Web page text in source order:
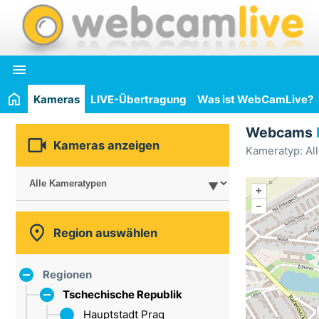

Kameras LIVE-Übertragung Was ist WebCamLive?
 Kameras anzeigen
 Region auswählen
Regionen
Tschechische Republik
Hauptstadt Prag
Webcams
Kameratyp:
+
–